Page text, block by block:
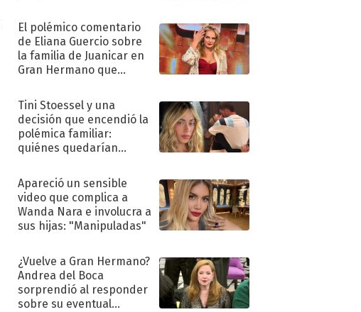
El polémico comentario
de Eliana Guercio sobre
la familia de Juanicar en
Gran Hermano que
Tini Stoessel y una
decisión que encendió la
polémica familiar:
quiénes quedarían
Apareció un sensible
video que complica a
Wanda Nara e involucra a
sus hijas: "Manipuladas"
¿Vuelve a Gran Hermano?
Andrea del Boca
sorprendió al responder
sobre su eventual